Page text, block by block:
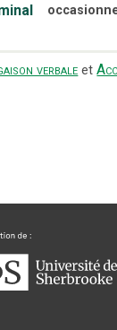
verbale et